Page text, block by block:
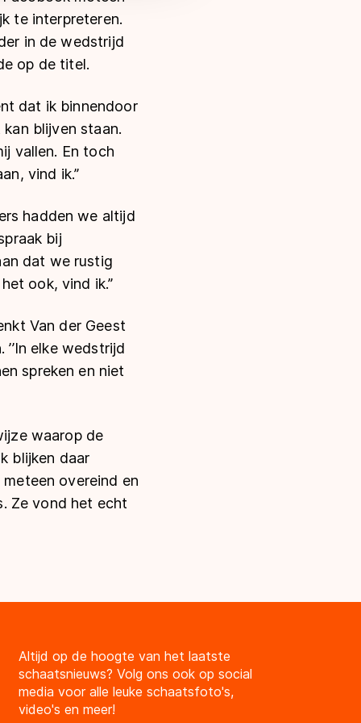
te interpreteren.
in de wedstrijd
op de titel.
dat ik binnendoor
blijven staan.
vallen. En toch
vind ik.’’
hadden we altijd
bij
dat we rustig
ook, vind ik.’’
Van der Geest
elke wedstrijd
spreken en niet
waarop de
blijken daar
meteen overeind en
Ze vond het echt
Altijd op de hoogte van het laatste
schaatsnieuws? Volg ons ook op social
media voor alle leuke schaatsfoto's,
video's en meer!